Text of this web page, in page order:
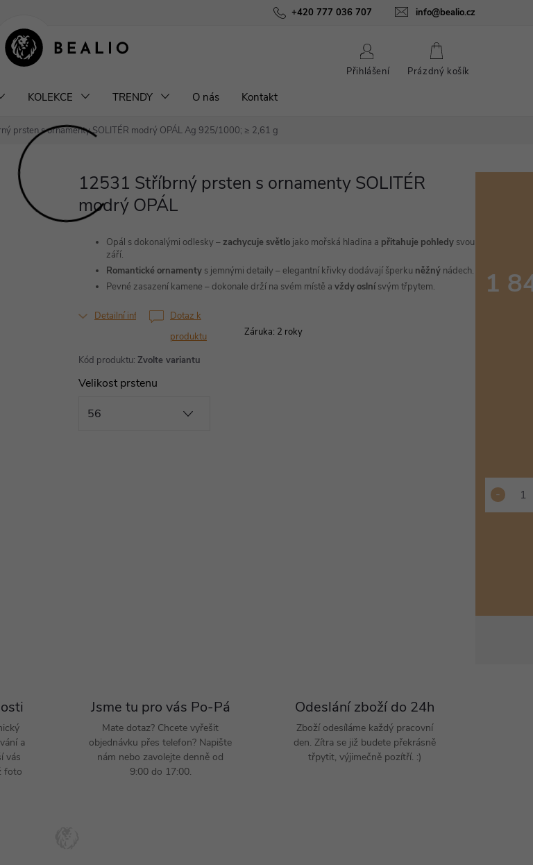
+420 777 036 707 info@bealio.cz
Podmínky ochrany osobních údajů O nás Péče o šperky
Přihlášení
NÁKUPNÍ
Prázdný košík
KOLEKCE TRENDY O nás Kontakt
prsten s ornamenty SOLITÉR modrý OPÁLAg 925/1000; ≥ 2,61 g
12531 Stříbrný prsten s ornamenty SOLITÉR
modrý OPÁL
Kód produktu: Zvolte variantu
Opál s dokonalými odlesky –zachycuje světlo jako mořská hladina a přitahuje pohledy svou
září.
Romantickéornamenty s jemnými detaily – elegantní křivky dodávají šperku něžný nádech.
Pevné zasazení kamene – dokonale drží na svém místě a vždyoslnísvým třpytem.
Detailní informace
Velikost prstenu
1
Dotaz k
produktu
Záruka: 2 roky
a
vás
foto
Jsme tu pro vás Po-Pá
Mate dotaz? Chcete vyřešit
objednávku přes telefon? Napište
nám nebo zavolejte denně od
9:00 do 17:00.
Odeslání zboží do 24h
Zboží odesíláme každý pracovní
den. Zítra se již budete překrásně
třpytit, výjimečně pozítří. :)